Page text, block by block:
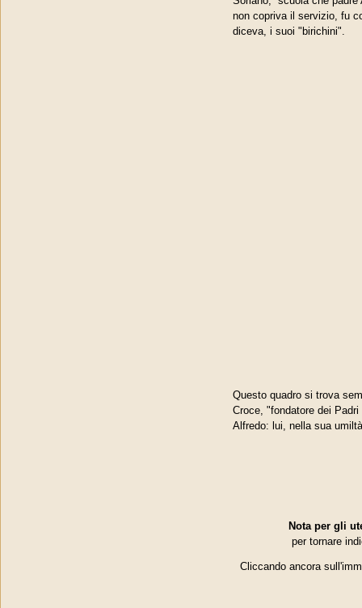
non copriva il servizio, fu
diceva, i suoi "birichini".
Questo quadro si trova
Croce, "fondatore dei
Alfredo: lui, nella sua
Nota per gli
per tornare
Cliccando ​ancora